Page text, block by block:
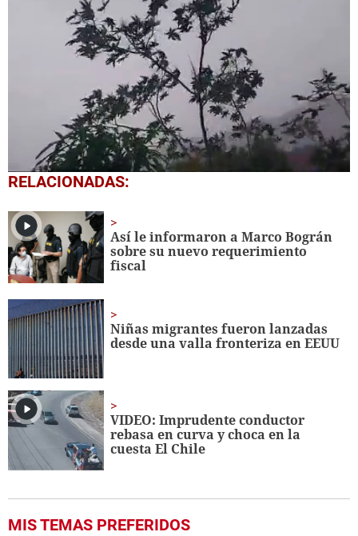
0
seconds
1
minute,
41
seconds
RELACIONADAS:
Así le informaron a Marco Bográn
sobre su nuevo requerimiento
fiscal
Niñas migrantes fueron lanzadas
desde una valla fronteriza en EEUU
VIDEO: Imprudente conductor
rebasa en curva y choca en la
cuesta El Chile
MIS TEMAS PREFERIDOS